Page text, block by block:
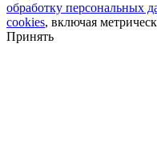
обработку персональных
cookies, включая
Принять